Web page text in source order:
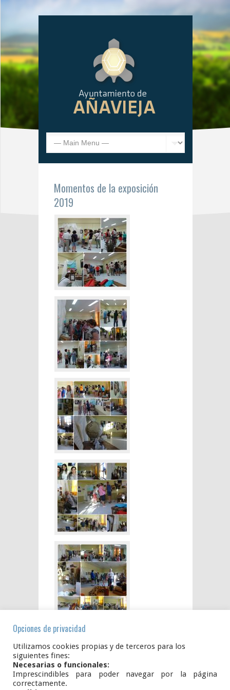
Momentos de la exposición
2019
Opciones de privacidad
Utilizamos cookies propias y de terceros para los
siguientes fines:
Necesarias o funcionales:
Imprescindibles para poder navegar por la página
correctamente.